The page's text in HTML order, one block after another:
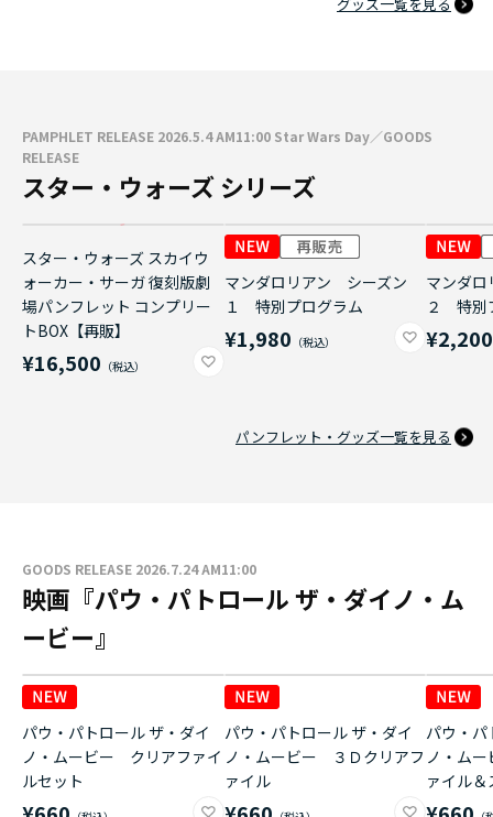
PAMPHLET RELEASE 2026.5.4 AM11:00 Star Wars Day／GOODS
RELEASE
スター・ウォーズ シリーズ
スター・ウォーズ スカイウ
ォーカー・サーガ 復刻版劇
場パンフレット コンプリー
トBOX【再販】
¥16,500
マンダロリアン シーズン
１ 特別プログラム
¥1,980
マンダ
２ 特別
¥2,200
パンフレット・グッズ一覧を見る
GOODS RELEASE 2026.7.24 AM11:00
映画『パウ・パトロール ザ・ダイノ・ム
ービー』
パウ・パトロール ザ・ダイ
ノ・ムービー クリアファイ
ルセット
パウ・パトロール ザ・ダイ
ノ・ムービー ３Ｄクリアフ
ァイル
パウ・パ
ノ・ム
ァイル